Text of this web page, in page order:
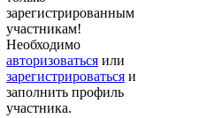
зарегистрированным
участникам!
Необходимо
авторизоваться или
зарегистрироваться и
заполнить профиль
участника.